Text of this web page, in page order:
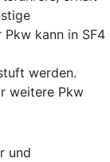
Pkw kann in SF4
werden.
weitere Pkw
und